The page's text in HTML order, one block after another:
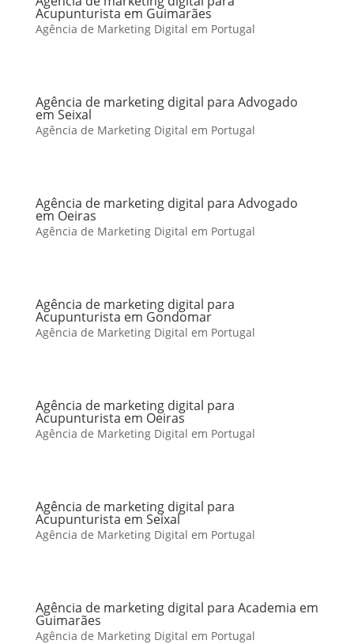
Acupunturista em Guimarães
Agência de Marketing Digital em Portugal
Agência de marketing digital para Advogado
em Seixal
Agência de Marketing Digital em Portugal
Agência de marketing digital para Advogado
em Oeiras
Agência de Marketing Digital em Portugal
Agência de marketing digital para
Acupunturista em Gondomar
Agência de Marketing Digital em Portugal
Agência de marketing digital para
Acupunturista em Oeiras
Agência de Marketing Digital em Portugal
Agência de marketing digital para
Acupunturista em Seixal
Agência de Marketing Digital em Portugal
Agência de marketing digital para Academia em
Guimarães
Agência de Marketing Digital em Portugal